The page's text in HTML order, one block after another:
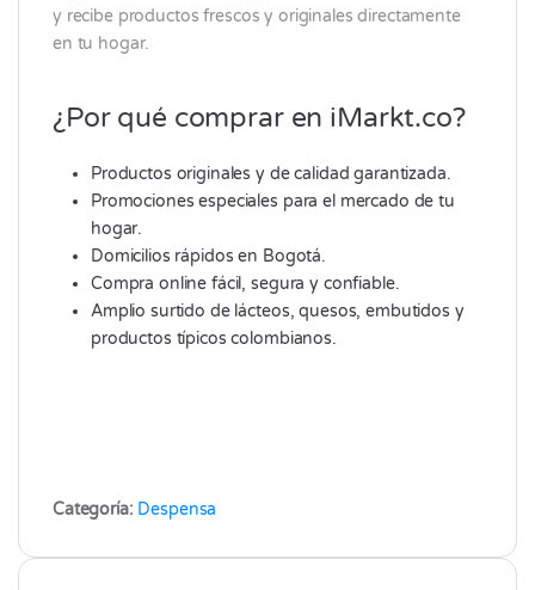
y recibe productos frescos y originales directamente
en tu hogar.
¿Por qué comprar en iMarkt.co?
Productos originales y de calidad garantizada.
Promociones especiales para el mercado de tu
hogar.
Domicilios rápidos en Bogotá.
Compra online fácil, segura y confiable.
Amplio surtido de lácteos, quesos, embutidos y
productos típicos colombianos.
Categoría: Despensa